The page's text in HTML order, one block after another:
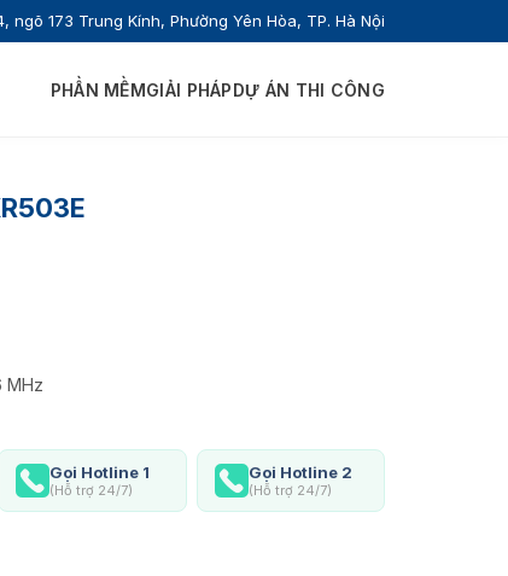
ngõ 173 Trung Kính, Phường Yên Hòa, TP. Hà Nội
PHẦN MỀMGIẢI PHÁPDỰ ÁN THI CÔNG
MHz
Gọi Hotline 1
(Hỗ trợ 24/7)
Gọi Hotline 2
(Hỗ trợ 24/7)